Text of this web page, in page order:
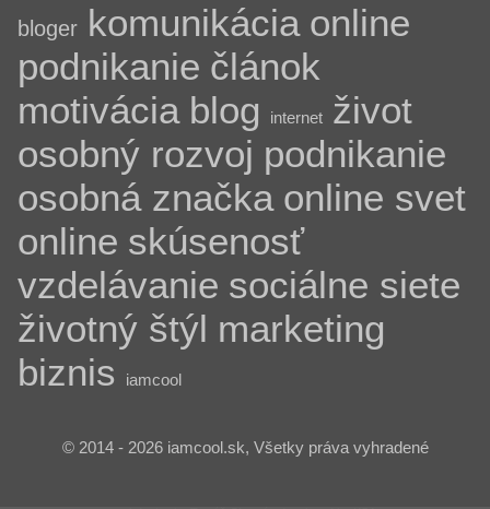
bloger komunikácia online
podnikanie článok
motivácia blog internet
život
osobný rozvoj podnikanie
osobná značka online svet
online skúsenosť
vzdelávanie sociálne siete
životný štýl marketing
biznis
iamcool
© 2014 - 2026 iamcool.sk, Všetky práva vyhradené